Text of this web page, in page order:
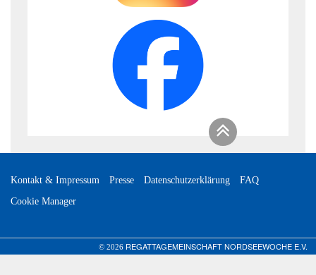
Kontakt & Impressum Presse Datenschutzerklärung
FAQ
Cookie Manager
© 2026 REGATTAGEMEINSCHAFT NORDSEEWOCHE E.V.